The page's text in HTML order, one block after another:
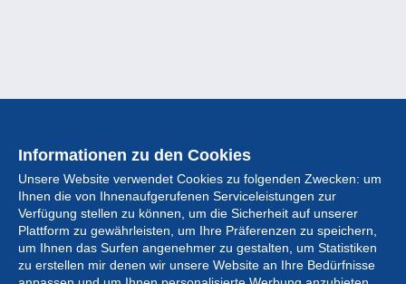
Informationen zu den Cookies
Unsere Website verwendet Cookies zu folgenden Zwecken: um
Ihnen die von Ihnenaufgerufenen Serviceleistungen zur
Verfügung stellen zu können, um die Sicherheit auf unserer
Plattform zu gewährleisten, um Ihre Präferenzen zu speichern,
um Ihnen das Surfen angenehmer zu gestalten, um Statistiken
zu erstellen mir denen wir unsere Website an Ihre Bedürfnisse